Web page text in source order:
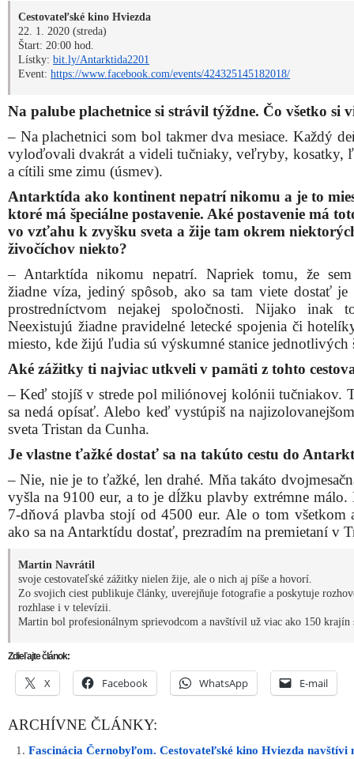
Cestovateľské kino Hviezda
22. 1. 2020 (streda)
Štart: 20:00 hod.
Lístky: bit.ly/Antarktida2201
Event: https://www.facebook.com/events/424325145182018/
Na palube plachetnice si strávil týždne. Čo všetko si
– Na plachetnici som bol takmer dva mesiace. Každý
vyloďovali dvakrát a videli tučniaky, veľryby, kosatky,
a cítili sme zimu (úsmev).
Antarktída ako kontinent nepatrí nikomu a je to
ktoré má špeciálne postavenie. Aké postavenie má
vo vzťahu k zvyšku sveta a žije tam okrem
živočíchov niekto?
– Antarktída nikomu nepatrí. Napriek tomu, že sem
žiadne víza, jediný spôsob, ako sa tam viete dostať
prostredníctvom nejakej spoločnosti. Nijako inak
Neexistujú žiadne pravidelné letecké spojenia či
miesto, kde žijú ľudia sú výskumné stanice jednotlivých
Aké zážitky ti najviac utkveli v pamäti z tohto
– Keď stojíš v strede pol miliónovej kolónii tučniakov.
sa nedá opísať. Alebo keď vystúpiš na
sveta Tristan da Cunha.
Je vlastne ťažké dostať sa na takúto cestu do
– Nie, nie je to ťažké, len drahé. Mňa takáto
vyšla na 9100 eur, a to je dĺžku plavby extrémne málo.
7-dňová plavba stojí od 4500 eur. Ale o tom všetkom
ako sa na Antarktídu dostať, prezradím na premietaní v
Martin Navrátil
svoje cestovateľské zážitky nielen žije, ale o nich aj píše a hovorí.
Zo svojich ciest publikuje články, uverejňuje fotografie a poskytuje
rozhlase i v televízii.
Martin bol profesionálnym sprievodcom a navštívil už viac ako 150 krajín
Zdieľajte článok:
X Facebook WhatsApp E-mail
ARCHÍVNE ČLÁNKY:
Fascinácia Černobyľom. Cestovateľské kino Hviezda navštívi